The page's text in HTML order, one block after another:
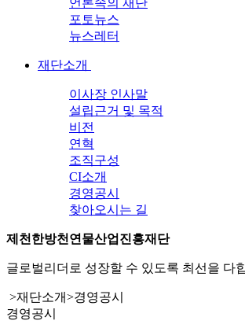
포토뉴스
뉴스레터
재단소개
이사장 인사말
설립근거 및 목적
비전
연혁
조직구성
CI소개
경영공시
찾아오시는 길
제천한방천연물산업진흥재단
글로벌리더로 성장할 수 있도록 최선을 다
>재단소개>경영공시
경영공시